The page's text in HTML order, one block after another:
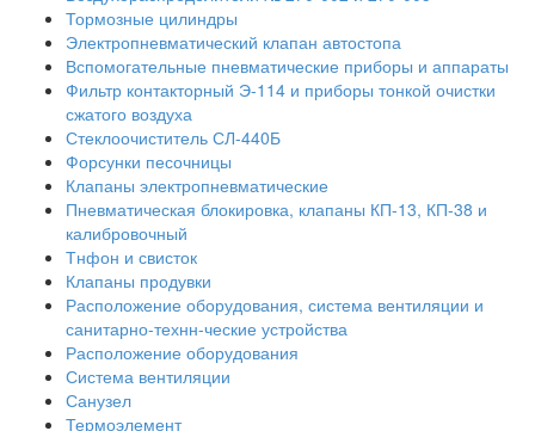
Тормозные цилиндры
Электропневматический клапан автостопа
Вспомогательные пневматические приборы и аппараты
Фильтр контакторный Э-114 и приборы тонкой очистки
сжатого воздуха
Стеклоочиститель СЛ-440Б
Форсунки песочницы
Клапаны электропневматические
Пневматическая блокировка, клапаны КП-13, КП-38 и
калибровочный
Тнфон и свисток
Клапаны продувки
Расположение оборудования, система вентиляции и
санитарно-технн-ческие устройства
Расположение оборудования
Система вентиляции
Санузел
Термоэлемент